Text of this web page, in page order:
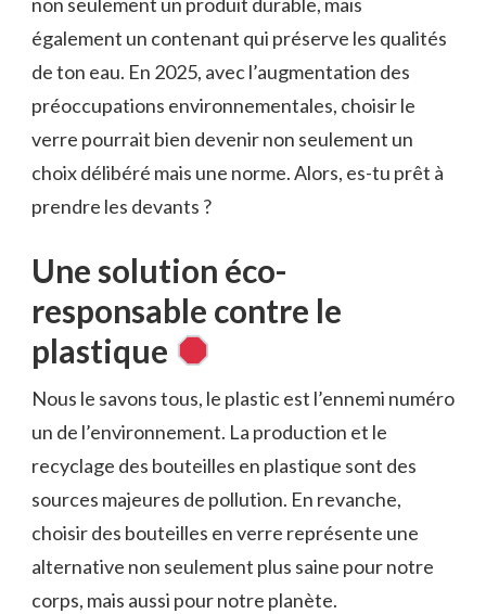
également un contenant qui préserve les qualités
de ton eau. En 2025, avec l’augmentation des
préoccupations environnementales, choisir le
verre pourrait bien devenir non seulement un
choix délibéré mais une norme. Alors, es-tu prêt à
prendre les devants ?
Une solution éco-
responsable contre le
plastique
Nous le savons tous, le plastic est l’ennemi numéro
un de l’environnement. La production et le
recyclage des bouteilles en plastique sont des
sources majeures de pollution. En revanche,
choisir des bouteilles en verre représente une
alternative non seulement plus saine pour notre
corps, mais aussi pour notre planète.